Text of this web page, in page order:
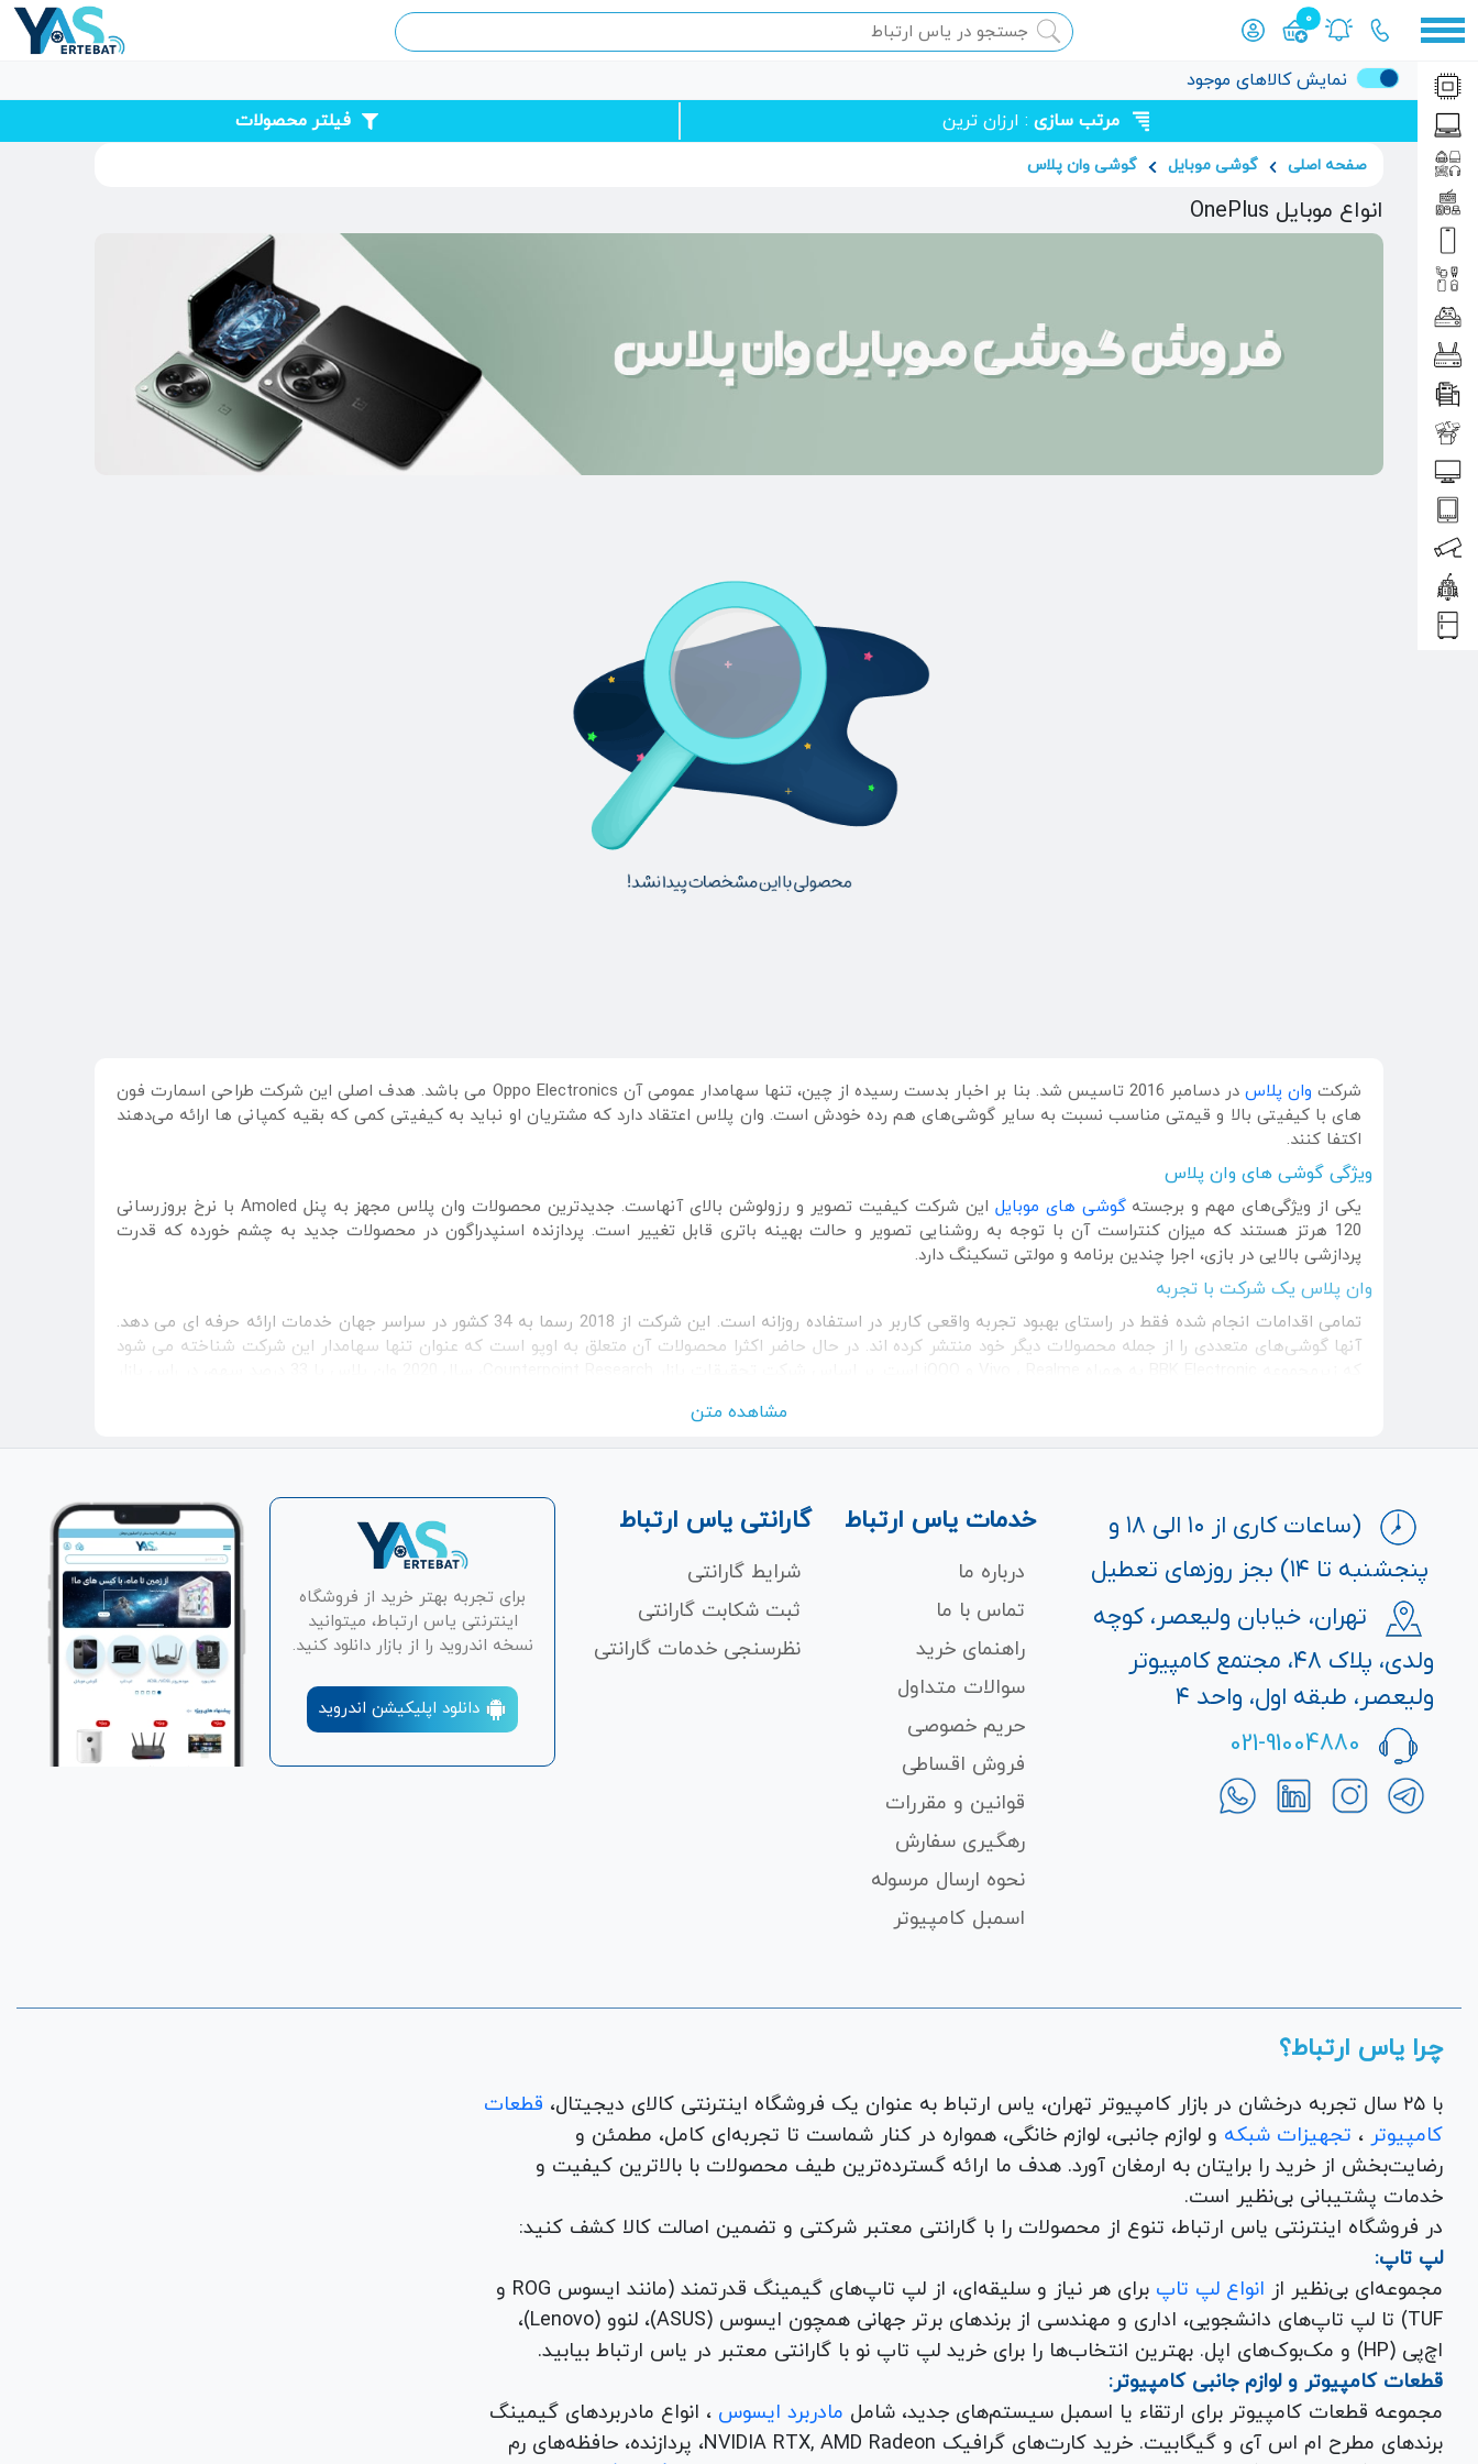
0
محصول افزوده شده به سبد
نمایش کالاهای موجود
مرتب سازی : ارزان ترین فیلتر محصولات
صفحه اصلی گوشی موبایل گوشی وان پلاس
انواع موبایل OnePlus
شرکت وان پلاس
در دسامبر 2016 تاسیس شد. بنا بر اخبار بدست رسیده از چین، تنها سهامدار عمومی آن Oppo Electronics می باشد. هدف اصلی این شرکت طراحی اسمارت فون
های با کیفیتی بالا و قیمتی مناسب نسبت به سایر گوشی‌های هم رده خودش است. وان پلاس اعتقاد دارد که مشتریان او نباید به کیفیتی کمی که بقیه کمپانی ها ارائه می‌دهند
اکتفا کنند.
ویژگی گوشی های وان پلاس
یکی از ویژگی‌های مهم و برجستهگوشی های موبایل
این شرکت کیفیت تصویر و رزولوشن بالای آنهاست. جدیدترین محصولات وان پلاس مجهز به پنل Amoled با نرخ بروزرسانی
120 هرتز هستند که میزان کنتراست آن با توجه به روشنایی تصویر و حالت بهینه باتری قابل تغییر است. پردازنده اسنپدراگون در محصولات جدید به چشم خورده که قدرت
پردازشی بالایی در بازی، اجرا چندین برنامه و مولتی تسکینگ دارد.
وان پلاس یک شرکت با تجربه
تمامی اقدامات انجام شده فقط در راستای بهبود تجربه واقعی کاربر در استفاده روزانه است. این شرکت از 2018 رسما به 34 کشور در سراسر جهان خدمات ارائه حرفه ای می دهد.
آنها گوشی‌های متعددی را از جمله محصولات دیگر خود منتشر کرده اند. در حال حاضر اکثرا محصولات آن متعلق به اوپو است که عنوان تنها سهامدار این شرکت شناخته می شود
جهت مشاوره در امر خرید گوشی وان پلاس از وب سایت یاس ارتباط نماینده رسمی وان پلاس، با کارشناسان ما تماس بگیرید.
مشاهده متن
(ساعات کاری از ۱۰ الی ۱۸ و
پنجشنبه تا ۱۴) بجز روزهای تعطیل
تهران، خیابان ولیعصر، کوچه
ولدی، پلاک ۴۸، مجتمع کامپیوتر
ولیعصر، طبقه اول، واحد ۴
021-91004880
خدمات یاس ارتباط
درباره ما
تماس با ما
راهنمای خرید
سوالات متداول
حریم خصوصی
فروش اقساطی
قوانین و مقررات
رهگیری سفارش
نحوه ارسال مرسوله
اسمبل کامپیوتر
گارانتی یاس ارتباط
شرایط گارانتی
ثبت شکابت‌ گارانتی
نظرسنجی خدمات گارانتی
برای تجربه بهتر خرید از فروشگاه
اینترنتی یاس ارتباط، میتوانید
نسخه اندروید را از بازار دانلود کنید.
دانلود اپلیکیشن اندروید
چرا یاس ارتباط؟
با ۲۵ سال تجربه درخشان در بازار کامپیوتر تهران، یاس ارتباط به عنوان یک فروشگاه اینترنتی کالای دیجیتال،
قطعات
کامپیوتر ، تجهیزات شبکه
و لوازم جانبی، لوازم خانگی، همواره در کنار شماست تا تجربه‌ای کامل، مطمئن و
رضایت‌بخش از خرید را برایتان به ارمغان آورد. هدف ما ارائه گسترده‌ترین طیف محصولات با بالاترین کیفیت و
خدمات پشتیبانی بی‌نظیر است.
در فروشگاه اینترنتی یاس ارتباط، تنوع از محصولات را با گارانتی معتبر شرکتی و تضمین اصالت کالا کشف کنید:
لپ تاپ:
مجموعه‌ای بی‌نظیر از انواع لپ تاپ
برای هر نیاز و سلیقه‌ای، از لپ تاپ‌های گیمینگ قدرتمند (مانند ایسوس ROG و
TUF) تا لپ تاپ‌های دانشجویی، اداری و مهندسی از برندهای برتر جهانی همچون ایسوس (ASUS)، لنوو (Lenovo)،
اچ‌پی (HP) و مک‌بوک‌های اپل. بهترین انتخاب‌ها را برای خرید لپ تاپ نو با گارانتی معتبر در یاس ارتباط بیابید.
قطعات کامپیوتر و لوازم جانبی کامپیوتر:
مجموعه قطعات کامپیوتر برای ارتقاء یا اسمبل سیستم‌های جدید، شامل مادربرد ایسوس ، انواع مادربردهای گیمینگ
برندهای مطرح ام اس آی و گیگابیت. خرید کارت‌های گرافیک NVIDIA RTX, AMD Radeon، پردازنده‌، حافظه‌های رم